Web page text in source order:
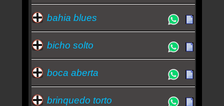
bahia blues
bicho solto
boca aberta
brinquedo torto